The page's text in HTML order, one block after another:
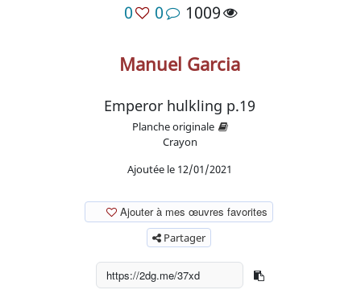
0 0 1009
Manuel Garcia
Emperor hulkling p.19
Planche originale
Crayon
Ajoutée le 12/01/2021
Ajouter à mes œuvres favorites
Partager